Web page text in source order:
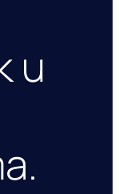
u